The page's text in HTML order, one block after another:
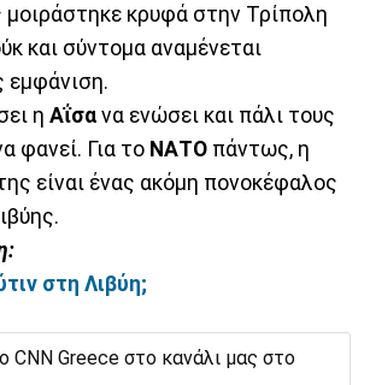
κρυφά στην Τρίπολη
και σύντομα αναμένεται
εμφάνιση.
η Αΐσα να ενώσει και πάλι τους
φανεί. Για το ΝΑΤΟ πάντως, η
είναι ένας ακόμη πονοκέφαλος
στη Λιβύη;
CNN Greece στο κανάλι μας στο